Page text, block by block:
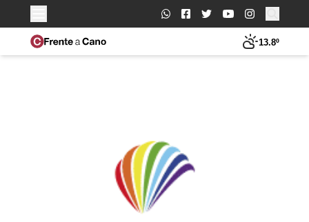
Buscar:
13.8º